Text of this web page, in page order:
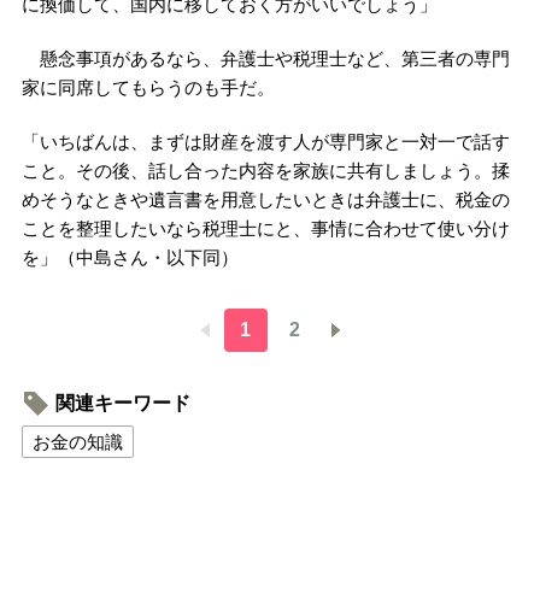
に換価して、国内に移しておく方がいいでしょう」
懸念事項があるなら、弁護士や税理士など、第三者の専門
家に同席してもらうのも手だ。
「いちばんは、まずは財産を渡す人が専門家と一対一で話す
こと。その後、話し合った内容を家族に共有しましょう。揉
めそうなときや遺言書を用意したいときは弁護士に、税金の
ことを整理したいなら税理士にと、事情に合わせて使い分け
を」（中島さん・以下同）
1 2
関連キーワード
お金の知識